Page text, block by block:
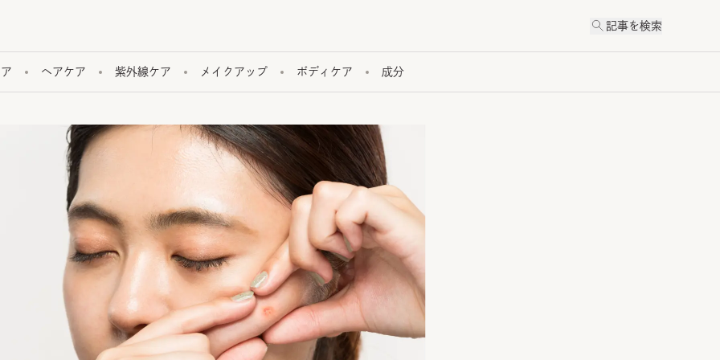
記事を検索
ヘアケア 紫外線ケア メイクアップ ボディケア 成分